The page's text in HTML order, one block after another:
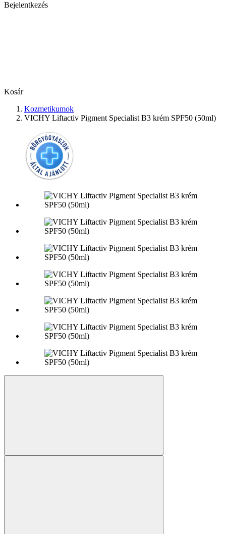
Bejelentkezés
Kosár
Kozmetikumok
VICHY Liftactiv Pigment Specialist B3 krém SPF50 (50ml)